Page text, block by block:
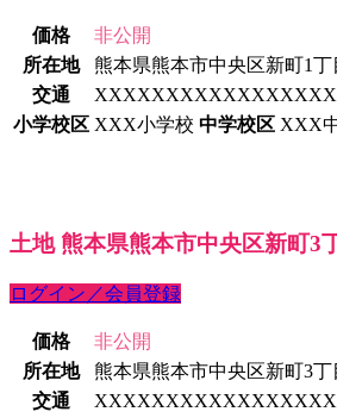
価格
非公開
所在地
熊本県熊本市中央区新町1丁
交通
小学校区 XXX小学校 中学校区 XXX
土地 熊本県熊本市中央区新町3
ログイン／会員登録
価格
非公開
所在地
熊本県熊本市中央区新町3丁
交通